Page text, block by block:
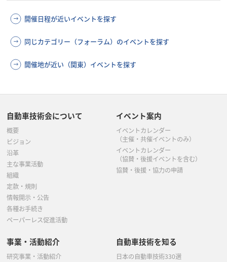
開催日程が近いイベントを探す
同じカテゴリー（フォーラム）のイベントを探す
開催地が近い（関東）イベントを探す
自動車技術会について
概要
ビジョン
沿革
主な事業活動
組織
定款・規則
情報開示・公告
各種お手続き
ペーパーレス促進活動
イベント案内
イベントカレンダー
（主催・共催イベントのみ）
イベントカレンダー
（協賛・後援イベントを含む）
協賛・後援・協力の申請
事業・活動紹介
研究事業・活動紹介
自動車技術を知る
日本の自動車技術330選